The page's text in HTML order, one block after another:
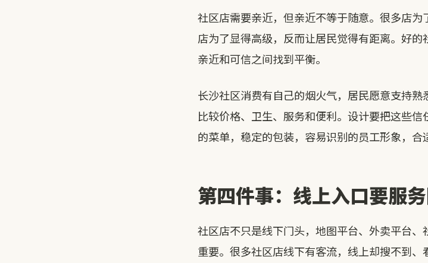
社区店需要亲近，但亲近不等于随意。很多店
店为了显得高级，反而让居民觉得有距离。好的
亲近和可信之间找到平衡。
长沙社区消费有自己的烟火气，居民愿意支持
比较价格、卫生、服务和便利。设计要把这些
的菜单，稳定的包装，容易识别的员工形象，合
第四件事：线上入口要服
社区店不只是线下门头，地图平台、外卖平台
重要。很多社区店线下有客流，线上却搜不到